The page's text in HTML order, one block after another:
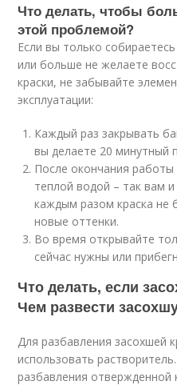
Что делать, чтобы
этой проблемой?
Если вы только
или больше не желаете
краски, не забывайте
эксплуатации:
Каждый раз закрывать
вы делаете 20 минутный
После окончания
теплой водой – так вам
каждым разом краска не
новые оттенки.
Во время открывайте
сейчас нужны или
Что делать, если
Чем развести
Для разбавления засохшей
использовать
разбавления отвержденной